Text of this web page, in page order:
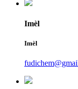
Imèl
Imèl